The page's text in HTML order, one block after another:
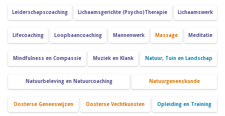
Leiderschapscoaching Lichaamsgerichte (Psycho)Therapie Lichaamswerk
Lifecoaching Loopbaancoaching Mannenwerk Massage Meditatie
Mindfulness en Compassie Muziek en Klank Natuur, Tuin en Landschap
Natuurbeleving en Natuurcoaching Natuurgeneeskunde
Oosterse Geneeswijzen Oosterse Vechtkunsten Opleiding en Training